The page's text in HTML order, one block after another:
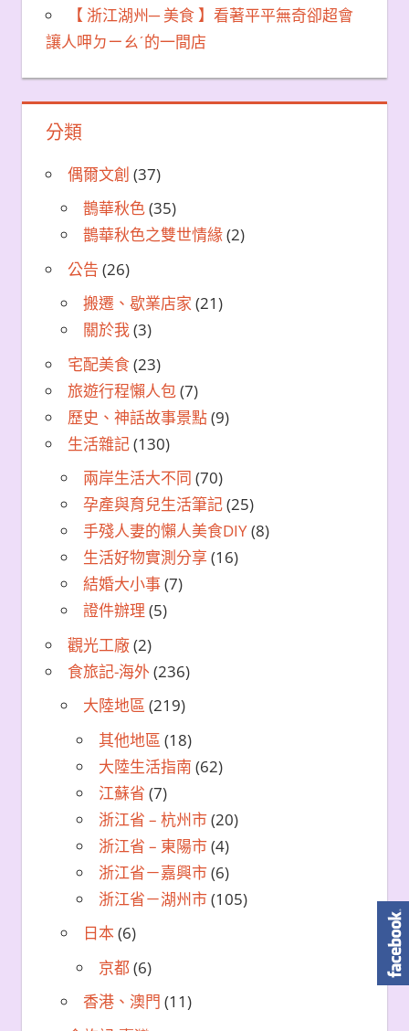
【 浙江湖州─ 美食 】看著平平無奇卻超會
讓人呷ㄉㄧㄠˊ的一間店
分類
偶爾文創 (37)
鵲華秋色(35)
鵲華秋色之雙世情緣(2)
公告 (26)
搬遷、歇業店家 (21)
關於我(3)
宅配美食(23)
旅遊行程懶人包(7)
歷史、神話故事景點(9)
生活雜記(130)
兩岸生活大不同 (70)
孕產與育兒生活筆記(25)
手殘人妻的懶人美食DIY(8)
生活好物實測分享 (16)
結婚大小事(7)
證件辦理 (5)
觀光工廠(2)
食旅記-海外(236)
大陸地區 (219)
其他地區 (18)
大陸生活指南 (62)
江蘇省 (7)
浙江省 – 杭州市(20)
浙江省 – 東陽市(4)
浙江省－嘉興市(6)
浙江省－湖州市(105)
日本(6)
京都(6)
香港、澳門 (11)